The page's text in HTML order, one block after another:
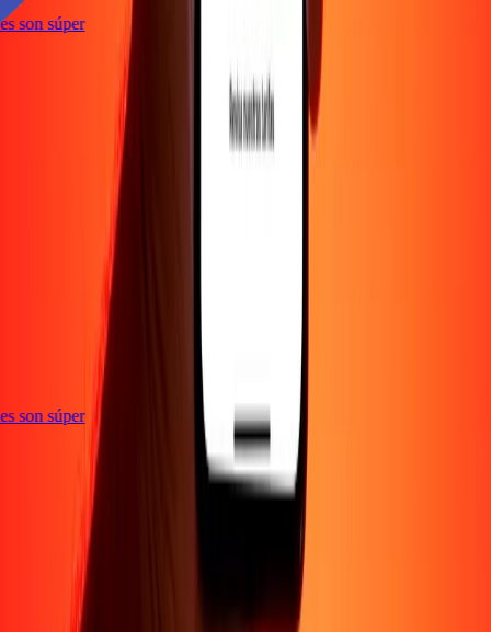
son súper
son súper
Blog Corporativo